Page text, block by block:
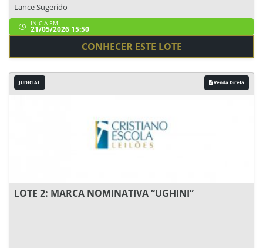
Lance Sugerido
INICIA EM
21/05/2026 15:50
CONHECER ESTE LOTE
JUDICIAL Venda Direta
LOTE 2: MARCA NOMINATIVA “UGHINI”